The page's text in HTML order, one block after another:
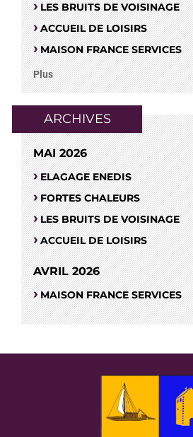
LES BRUITS DE VOISINAGE
ACCUEIL DE LOISIRS
MAISON FRANCE SERVICES
Plus
ARCHIVES
MAI 2026
ELAGAGE ENEDIS
FORTES CHALEURS
LES BRUITS DE VOISINAGE
ACCUEIL DE LOISIRS
AVRIL 2026
MAISON FRANCE SERVICES